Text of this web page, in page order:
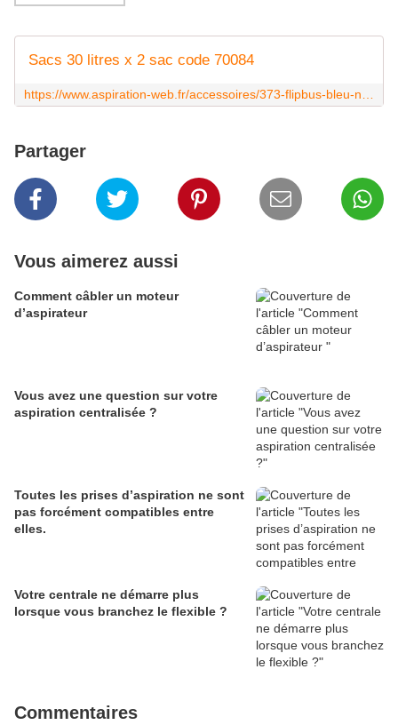
Sacs 30 litres x 2 sac code 70084
Partager
Vous aimerez aussi
Comment câbler un moteur
d’aspirateur
Vous avez une question sur votre
aspiration centralisée ?
Toutes les prises d’aspiration ne sont
pas forcément compatibles entre
elles.
Votre centrale ne démarre plus
lorsque vous branchez le flexible ?
Commentaires